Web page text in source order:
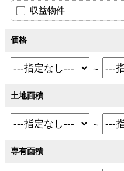
収益物件
価格
～
土地面積
～
専有面積